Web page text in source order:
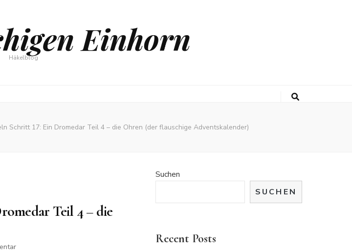
Einhorn
Häkelblog
Schritt 17: Ein Dromedar Teil 4 – die Ohren (der flauschige Adventskalender)
Teil 4 – die
zu
Suchen
SUCHEN
Recent Posts